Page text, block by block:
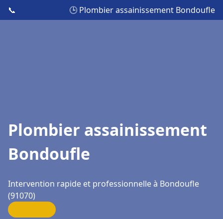
📞 🕒 Plombier assainissement Bondoufle
Plombier assainissement
Bondoufle
Intervention rapide et professionnelle à Bondoufle
(91070)